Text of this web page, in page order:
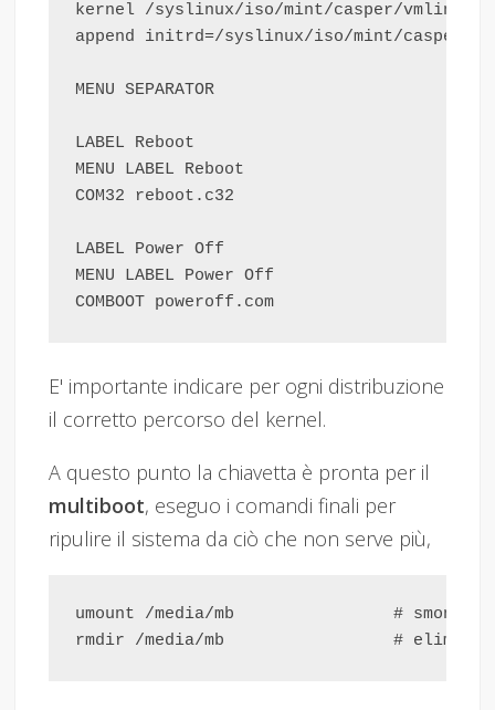
kernel /syslinux/iso/mint/casper/vmlinuz
append initrd=/syslinux/iso/mint/casper/
MENU SEPARATOR
LABEL Reboot
MENU LABEL Reboot
COM32 reboot.c32
LABEL Power Off
MENU LABEL Power Off
E' importante indicare per ogni distribuzione
il corretto percorso del kernel.
A questo punto la chiavetta è pronta per il
multiboot, eseguo i comandi finali per
ripulire il sistema da ciò che non serve più,
umount /media/mb                # smonto